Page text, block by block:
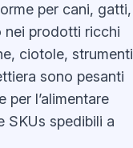
per cani, gatti,
nei prodotti ricchi
ciotole, strumenti
sono pesanti
l’alimentare
SKUs spedibili a